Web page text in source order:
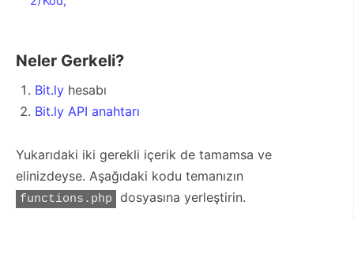
Neler Gerkeli?
Bit.ly hesabı
Bit.ly API anahtarı
Yukarıdaki iki gerekli içerik de tamamsa ve
elinizdeyse. Aşağıdaki kodu temanızın
functions.php dosyasına yerleştirin.